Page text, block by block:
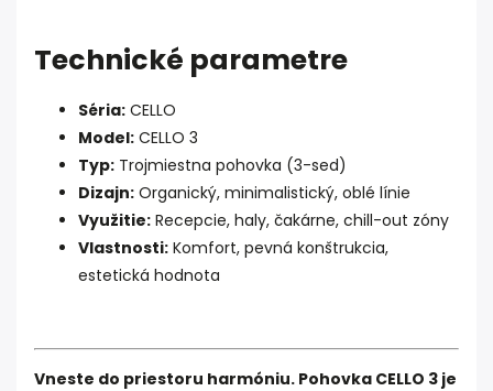
Technické parametre
Séria: CELLO
Model: CELLO 3
Typ: Trojmiestna pohovka (3-sed)
Dizajn: Organický, minimalistický, oblé línie
Využitie: Recepcie, haly, čakárne, chill-out zóny
Vlastnosti: Komfort, pevná konštrukcia,
estetická hodnota
Vneste do priestoru harmóniu. Pohovka CELLO 3 je